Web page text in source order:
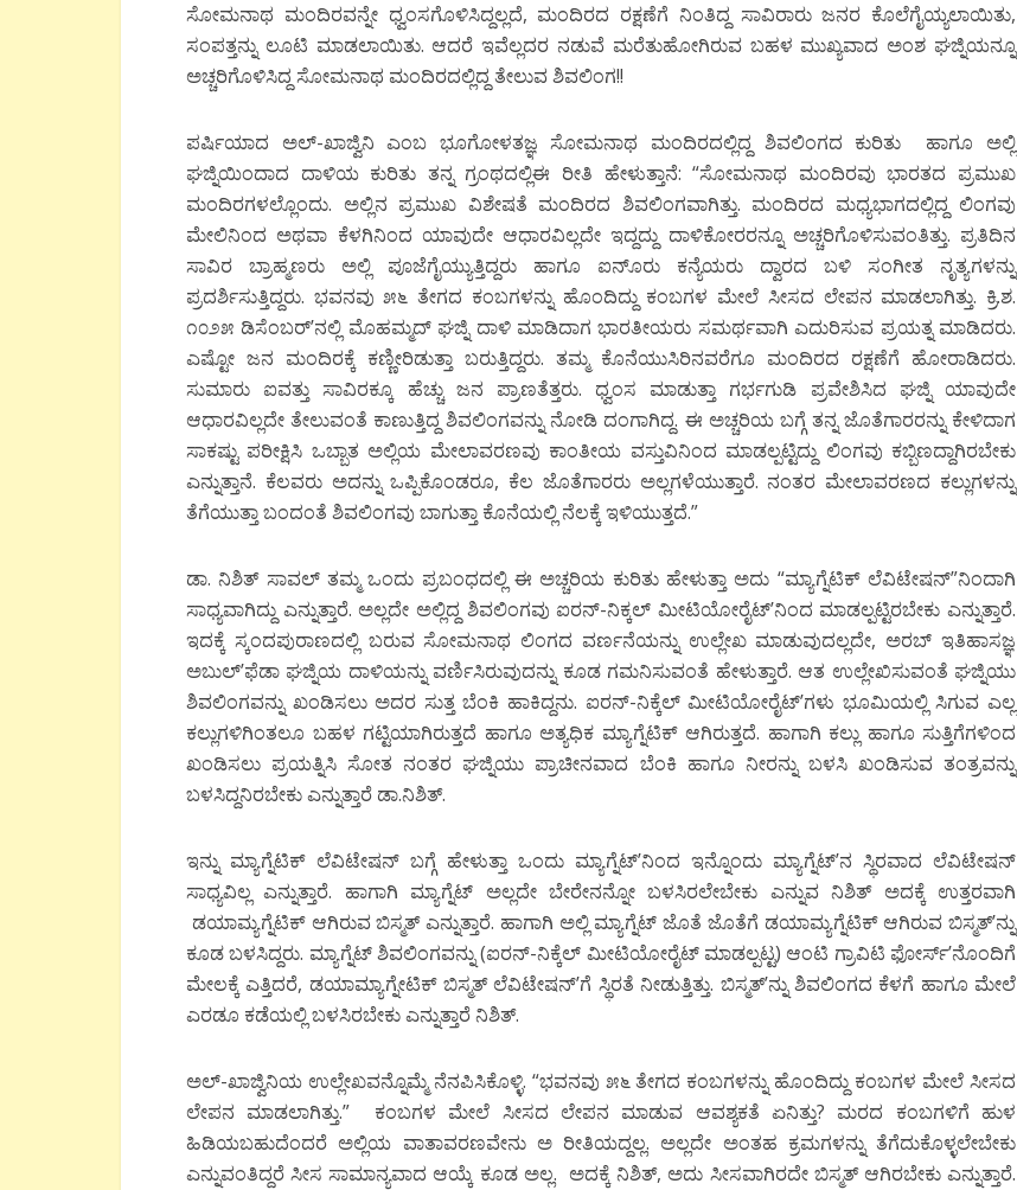
ಸೋಮನಾಥ ಮಂದಿರವನ್ನೇ ಧ್ವಂಸಗೊಳಿಸಿದ್ದಲ್ಲದೆ, ಮಂದಿರದ ರಕ್ಷಣೆಗೆ ನಿಂತಿದ್ದ ಸಾವಿರಾರು ಜನರ ಕೊಲೆಗೈಯ್ಯಲಾಯಿತು,
ಸಂಪತ್ತನ್ನು ಲೂಟಿ ಮಾಡಲಾಯಿತು. ಆದರೆ ಇವೆಲ್ಲದರ ನಡುವೆ ಮರೆತುಹೋಗಿರುವ ಬಹಳ ಮುಖ್ಯವಾದ ಅಂಶ ಘಜ್ನಿಯನ್ನೂ
ಅಚ್ಚರಿಗೊಳಿಸಿದ್ದ ಸೋಮನಾಥ ಮಂದಿರದಲ್ಲಿದ್ದ ತೇಲುವ ಶಿವಲಿಂಗ!!
ಪರ್ಷಿಯಾದ ಅಲ್-ಖಾಜ್ವಿನಿ ಎಂಬ ಭೂಗೋಳತಜ್ಞ ಸೋಮನಾಥ ಮಂದಿರದಲ್ಲಿದ್ದ ಶಿವಲಿಂಗದ ಕುರಿತು ಹಾಗೂ ಅಲ್ಲಿ
ಘಜ್ನಿಯಿಂದಾದ ದಾಳಿಯ ಕುರಿತು ತನ್ನ ಗ್ರಂಥದಲ್ಲಿಈ ರೀತಿ ಹೇಳುತ್ತಾನೆ: “ಸೋಮನಾಥ ಮಂದಿರವು ಭಾರತದ ಪ್ರಮುಖ
ಮಂದಿರಗಳಲ್ಲೊಂದು. ಅಲ್ಲಿನ ಪ್ರಮುಖ ವಿಶೇಷತೆ ಮಂದಿರದ ಶಿವಲಿಂಗವಾಗಿತ್ತು. ಮಂದಿರದ ಮಧ್ಯಭಾಗದಲ್ಲಿದ್ದ ಲಿಂಗವು
ಮೇಲಿನಿಂದ ಅಥವಾ ಕೆಳಗಿನಿಂದ ಯಾವುದೇ ಆಧಾರವಿಲ್ಲದೇ ಇದ್ದದ್ದು ದಾಳಿಕೋರರನ್ನೂ ಅಚ್ಚರಿಗೊಳಿಸುವಂತಿತ್ತು. ಪ್ರತಿದಿನ
ಸಾವಿರ ಬ್ರಾಹ್ಮಣರು ಅಲ್ಲಿ ಪೂಜೆಗೈಯ್ಯುತ್ತಿದ್ದರು ಹಾಗೂ ಐನೂ್ರು ಕನ್ಯೆಯರು ದ್ವಾರದ ಬಳಿ ಸಂಗೀತ ನೃತ್ಯಗಳನ್ನು
ಪ್ರದರ್ಶಿಸುತ್ತಿದ್ದರು. ಭವನವು ೫೬ ತೇಗದ ಕಂಬಗಳನ್ನು ಹೊಂದಿದ್ದು ಕಂಬಗಳ ಮೇಲೆ ಸೀಸದ ಲೇಪನ ಮಾಡಲಾಗಿತ್ತು. ಕ್ರಿ.ಶ.
೧೦೨೫ ಡಿಸೆಂಬರ್’ನಲ್ಲಿ ಮೊಹಮ್ಮದ್ ಘಜ್ನಿ ದಾಳಿ ಮಾಡಿದಾಗ ಭಾರತೀಯರು ಸಮರ್ಥವಾಗಿ ಎದುರಿಸುವ ಪ್ರಯತ್ನ ಮಾಡಿದರು.
ಎಷ್ಟೋ ಜನ ಮಂದಿರಕ್ಕೆ ಕಣ್ಣೀರಿಡುತ್ತಾ ಬರುತ್ತಿದ್ದರು. ತಮ್ಮ ಕೊನೆಯುಸಿರಿನವರೆಗೂ ಮಂದಿರದ ರಕ್ಷಣೆಗೆ ಹೋರಾಡಿದರು.
ಸುಮಾರು ಐವತ್ತು ಸಾವಿರಕ್ಕೂ ಹೆಚ್ಚು ಜನ ಪ್ರಾಣತೆತ್ತರು. ಧ್ವಂಸ ಮಾಡುತ್ತಾ ಗರ್ಭಗುಡಿ ಪ್ರವೇಶಿಸಿದ ಘಜ್ನಿ ಯಾವುದೇ
ಆಧಾರವಿಲ್ಲದೇ ತೇಲುವಂತೆ ಕಾಣುತ್ತಿದ್ದ ಶಿವಲಿಂಗವನ್ನು ನೋಡಿ ದಂಗಾಗಿದ್ದ. ಈ ಅಚ್ಚರಿಯ ಬಗ್ಗೆ ತನ್ನ ಜೊತೆಗಾರರನ್ನು ಕೇಳಿದಾಗ
ಸಾಕಷ್ಟು ಪರೀಕ್ಷಿಸಿ ಒಬ್ಬಾತ ಅಲ್ಲಿಯ ಮೇಲಾವರಣವು ಕಾಂತೀಯ ವಸ್ತುವಿನಿಂದ ಮಾಡಲ್ಪಟ್ಟಿದ್ದು ಲಿಂಗವು ಕಬ್ಬಿಣದ್ದಾಗಿರಬೇಕು
ಎನ್ನುತ್ತಾನೆ. ಕೆಲವರು ಅದನ್ನು ಒಪ್ಪಿಕೊಂಡರೂ, ಕೆಲ ಜೊತೆಗಾರರು ಅಲ್ಲಗಳೆಯುತ್ತಾರೆ. ನಂತರ ಮೇಲಾವರಣದ ಕಲ್ಲುಗಳನ್ನು
ತೆಗೆಯುತ್ತಾ ಬಂದಂತೆ ಶಿವಲಿಂಗವು ಬಾಗುತ್ತಾ ಕೊನೆಯಲ್ಲಿ ನೆಲಕ್ಕೆ ಇಳಿಯುತ್ತದೆ.”
ಡಾ. ನಿಶಿತ್ ಸಾವಲ್ ತಮ್ಮ ಒಂದು ಪ್ರಬಂಧದಲ್ಲಿ ಈ ಅಚ್ಚರಿಯ ಕುರಿತು ಹೇಳುತ್ತಾ ಅದು “ಮ್ಯಾಗ್ನೆಟಿಕ್ ಲೆವಿಟೇಷನ್”ನಿಂದಾಗಿ
ಸಾಧ್ಯವಾಗಿದ್ದು ಎನ್ನುತ್ತಾರೆ. ಅಲ್ಲದೇ ಅಲ್ಲಿದ್ದ ಶಿವಲಿಂಗವು ಐರನ್-ನಿಕ್ಕಲ್ ಮೀಟಿಯೋರೈಟ್’ನಿಂದ ಮಾಡಲ್ಪಟ್ಟಿರಬೇಕು ಎನ್ನುತ್ತಾರೆ.
ಇದಕ್ಕೆ ಸ್ಕಂದಪುರಾಣದಲ್ಲಿ ಬರುವ ಸೋಮನಾಥ ಲಿಂಗದ ವರ್ಣನೆಯನ್ನು ಉಲ್ಲೇಖ ಮಾಡುವುದಲ್ಲದೇ, ಅರಬ್ ಇತಿಹಾಸಜ್ಞ
ಅಬುಲ್’ಫೆಡಾ ಘಜ್ನಿಯ ದಾಳಿಯನ್ನು ವರ್ಣಿಸಿರುವುದನ್ನು ಕೂಡ ಗಮನಿಸುವಂತೆ ಹೇಳುತ್ತಾರೆ. ಆತ ಉಲ್ಲೇಖಿಸುವಂತೆ ಘಜ್ನಿಯು
ಶಿವಲಿಂಗವನ್ನು ಖಂಡಿಸಲು ಅದರ ಸುತ್ತ ಬೆಂಕಿ ಹಾಕಿದ್ದನು. ಐರನ್-ನಿಕ್ಕೆಲ್ ಮೀಟಿಯೋರೈಟ್’ಗಳು ಭೂಮಿಯಲ್ಲಿ ಸಿಗುವ ಎಲ್ಲ
ಕಲ್ಲುಗಳಿಗಿಂತಲೂ ಬಹಳ ಗಟ್ಟಿಯಾಗಿರುತ್ತದೆ ಹಾಗೂ ಅತ್ಯಧಿಕ ಮ್ಯಾಗ್ನೆಟಿಕ್ ಆಗಿರುತ್ತದೆ. ಹಾಗಾಗಿ ಕಲ್ಲು ಹಾಗೂ ಸುತ್ತಿಗೆಗಳಿಂದ
ಖಂಡಿಸಲು ಪ್ರಯತ್ನಿಸಿ ಸೋತ ನಂತರ ಘಜ್ನಿಯು ಪ್ರಾಚೀನವಾದ ಬೆಂಕಿ ಹಾಗೂ ನೀರನ್ನು ಬಳಸಿ ಖಂಡಿಸುವ ತಂತ್ರವನ್ನು
ಬಳಸಿದ್ದನಿರಬೇಕು ಎನ್ನುತ್ತಾರೆ ಡಾ.ನಿಶಿತ್.
ಇನ್ನು ಮ್ಯಾಗ್ನೆಟಿಕ್ ಲೆವಿಟೇಷನ್ ಬಗ್ಗೆ ಹೇಳುತ್ತಾ ಒಂದು ಮ್ಯಾಗ್ನೆಟ್’ನಿಂದ ಇನ್ನೊಂದು ಮ್ಯಾಗ್ನೆಟ್’ನ ಸ್ಥಿರವಾದ ಲೆವಿಟೇಷನ್
ಸಾಧ್ಯವಿಲ್ಲ ಎನ್ನುತ್ತಾರೆ. ಹಾಗಾಗಿ ಮ್ಯಾಗ್ನೆಟ್ ಅಲ್ಲದೇ ಬೇರೇನನ್ನೋ ಬಳಸಿರಲೇಬೇಕು ಎನ್ನುವ ನಿಶಿತ್ ಅದಕ್ಕೆ ಉತ್ತರವಾಗಿ
ಡಯಾಮ್ಯಗ್ನೆಟಿಕ್ ಆಗಿರುವ ಬಿಸ್ಮತ್ ಎನ್ನುತ್ತಾರೆ. ಹಾಗಾಗಿ ಅಲ್ಲಿ ಮ್ಯಾಗ್ನೆಟ್ ಜೊತೆ ಜೊತೆಗೆ ಡಯಾಮ್ಯಗ್ನೆಟಿಕ್ ಆಗಿರುವ ಬಿಸ್ಮತ್’ನ್ನು
ಕೂಡ ಬಳಸಿದ್ದರು. ಮ್ಯಾಗ್ನೆಟ್ ಶಿವಲಿಂಗವನ್ನು (ಐರನ್-ನಿಕ್ಕೆಲ್ ಮೀಟಿಯೋರೈಟ್ ಮಾಡಲ್ಪಟ್ಟ) ಆಂಟಿ ಗ್ರಾವಿಟಿ ಫೋರ್ಸ್’ನೊಂದಿಗೆ
ಮೇಲಕ್ಕೆ ಎತ್ತಿದರೆ, ಡಯಾಮ್ಯಾಗ್ನೇಟಿಕ್ ಬಿಸ್ಮತ್ ಲೆವಿಟೇಷನ್’ಗೆ ಸ್ಥಿರತೆ ನೀಡುತ್ತಿತ್ತು. ಬಿಸ್ಮತ್’ನ್ನು ಶಿವಲಿಂಗದ ಕೆಳಗೆ ಹಾಗೂ ಮೇಲೆ
ಎರಡೂ ಕಡೆಯಲ್ಲಿ ಬಳಸಿರಬೇಕು ಎನ್ನುತ್ತಾರೆ ನಿಶಿತ್.
ಅಲ್-ಖಾಜ್ವಿನಿಯ ಉಲ್ಲೇಖವನ್ನೊಮ್ಮೆ ನೆನಪಿಸಿಕೊಳ್ಳಿ. “ಭವನವು ೫೬ ತೇಗದ ಕಂಬಗಳನ್ನು ಹೊಂದಿದ್ದು ಕಂಬಗಳ ಮೇಲೆ ಸೀಸದ
ಲೇಪನ ಮಾಡಲಾಗಿತ್ತು.” ಕಂಬಗಳ ಮೇಲೆ ಸೀಸದ ಲೇಪನ ಮಾಡುವ ಆವಶ್ಯಕತೆ ಏನಿತ್ತು? ಮರದ ಕಂಬಗಳಿಗೆ ಹುಳ
ಹಿಡಿಯಬಹುದೆಂದರೆ ಅಲ್ಲಿಯ ವಾತಾವರಣವೇನು ಅ ರೀತಿಯದ್ದಲ್ಲ. ಅಲ್ಲದೇ ಅಂತಹ ಕ್ರಮಗಳನ್ನು ತೆಗೆದುಕೊಳ್ಳಲೇಬೇಕು
ಎನ್ನುವಂತಿದ್ದರೆ ಸೀಸ ಸಾಮಾನ್ಯವಾದ ಆಯ್ಕೆ ಕೂಡ ಅಲ್ಲ. ಅದಕ್ಕೆ ನಿಶಿತ್, ಅದು ಸೀಸವಾಗಿರದೇ ಬಿಸ್ಮತ್ ಆಗಿರಬೇಕು ಎನ್ನುತ್ತಾರೆ.